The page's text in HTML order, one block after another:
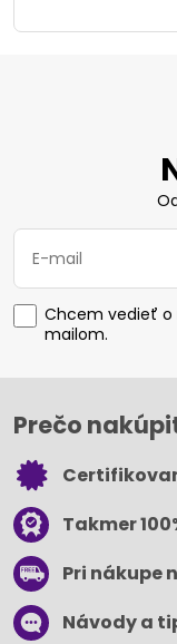
Chcem vedieť o
mailom.
Prečo
Takmer
Pri nákupe
Návody a